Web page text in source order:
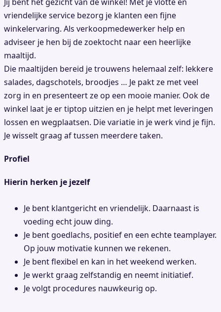
vriendelijke service bezorg je klanten een fijne
winkelervaring. Als verkoopmedewerker help en
adviseer je hen bij de zoektocht naar een heerlijke
maaltijd.
Die maaltijden bereid je trouwens helemaal zelf: lekkere
salades, dagschotels, broodjes … Je pakt ze met veel
zorg in en presenteert ze op een mooie manier. Ook de
winkel laat je er tiptop uitzien en je helpt met leveringen
lossen en wegplaatsen. Die variatie in je werk vind je fijn.
Je wisselt graag af tussen meerdere taken.
Profiel
Hierin herken je jezelf
Je bent klantgericht en vriendelijk. Daarnaast is
voeding echt jouw ding.
Je bent goedlachs, positief en een echte teamplayer.
Op jouw motivatie kunnen we rekenen.
Je bent flexibel en kan in het weekend werken.
Je werkt graag zelfstandig en neemt initiatief.
Je volgt procedures nauwkeurig op.